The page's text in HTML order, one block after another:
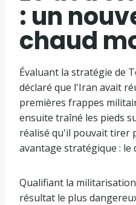
: un
chaud
Évaluant la stratégie de
déclaré que l'Iran avait
premières frappes
ensuite traîné les pieds
réalisé qu'il pouvait tirer
avantage stratégique : le
Qualifiant la
résultat le plus